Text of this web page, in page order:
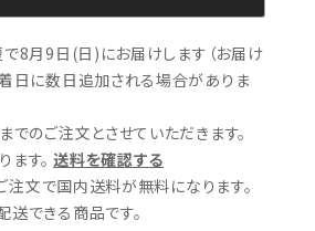
8月9日(日)にお届けします（お届け
日に数日追加される場合がありま
のご注文とさせていただきます。
す。 送料を確認する
文で国内送料が無料になります。
できる商品です。